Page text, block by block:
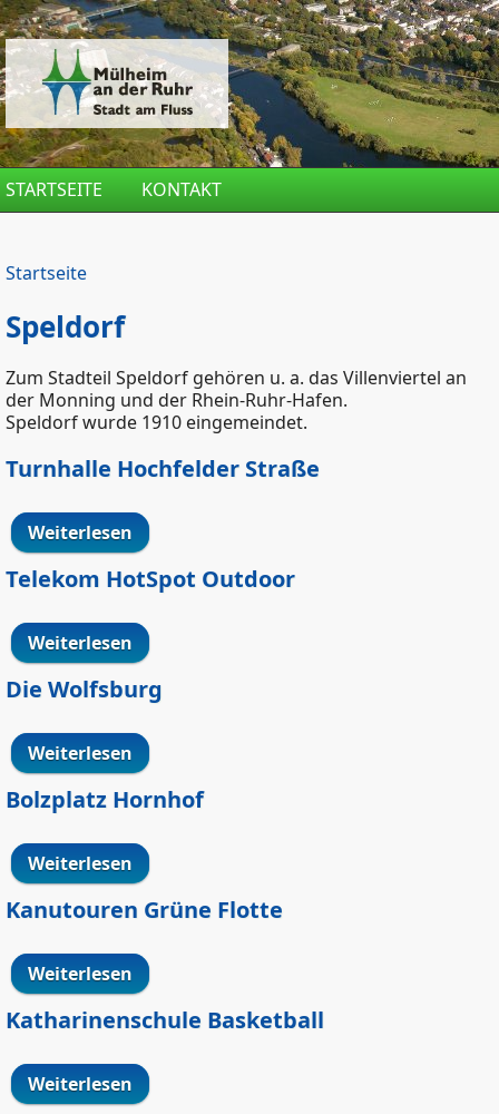
Direkt zum Inhalt
STARTSEITE KONTAKT
Startseite
Speldorf
Zum Stadteil Speldorf gehören u. a. das Villenviertel an
der Monning und der Rhein-Ruhr-Hafen.
Speldorf wurde 1910 eingemeindet.
Turnhalle Hochfelder Straße
Weiterlesen über Turnhalle Hochfelder Straße
Telekom HotSpot Outdoor
Weiterlesen über Telekom HotSpot Outdoor
Die Wolfsburg
Weiterlesen über Die Wolfsburg
Bolzplatz Hornhof
Weiterlesen über Bolzplatz Hornhof
Kanutouren Grüne Flotte
Weiterlesen über Kanutouren Grüne Flotte
Katharinenschule Basketball
Weiterlesen über Katharinenschule Basketball